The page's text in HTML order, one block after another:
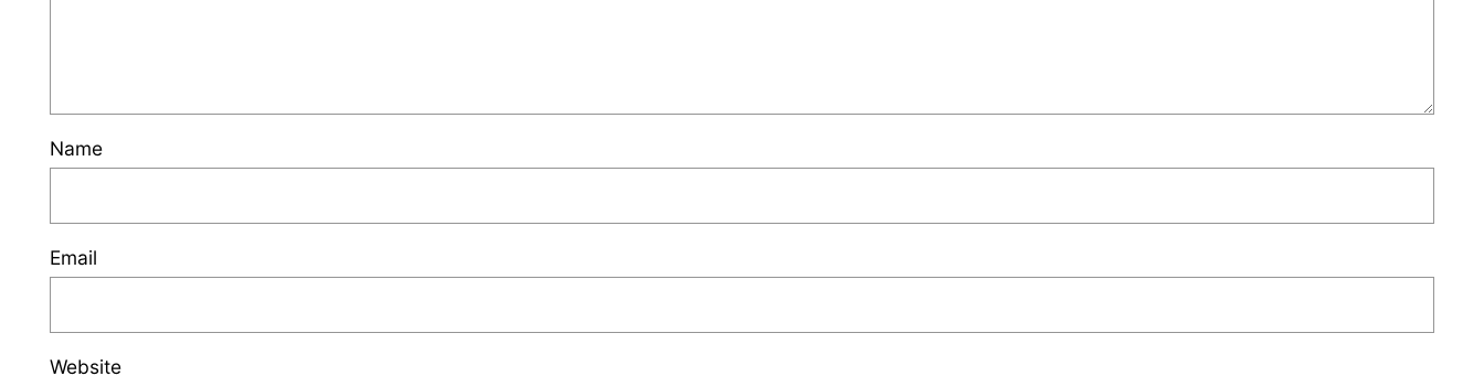
Name
Email
Website